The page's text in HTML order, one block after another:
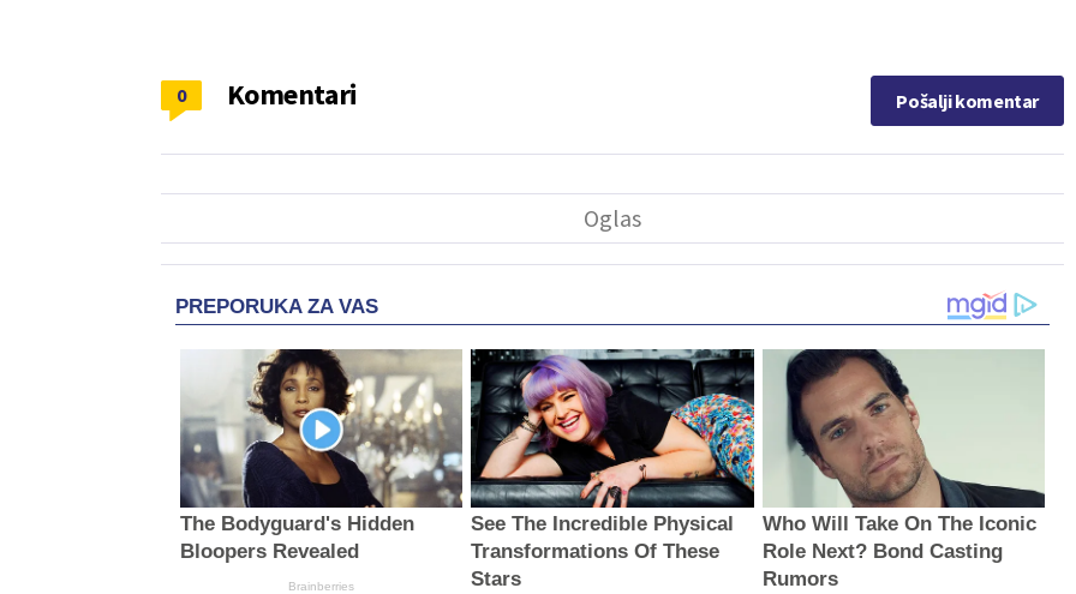
Komentari
0 Pošalji komentar
PREPORUKA ZA VAS
The Bodyguard's Hidden
Bloopers Revealed
Brainberries
See The Incredible Physical
Transformations Of These
Stars
Who Will Take On The Iconic
Role Next? Bond Casting
Rumors